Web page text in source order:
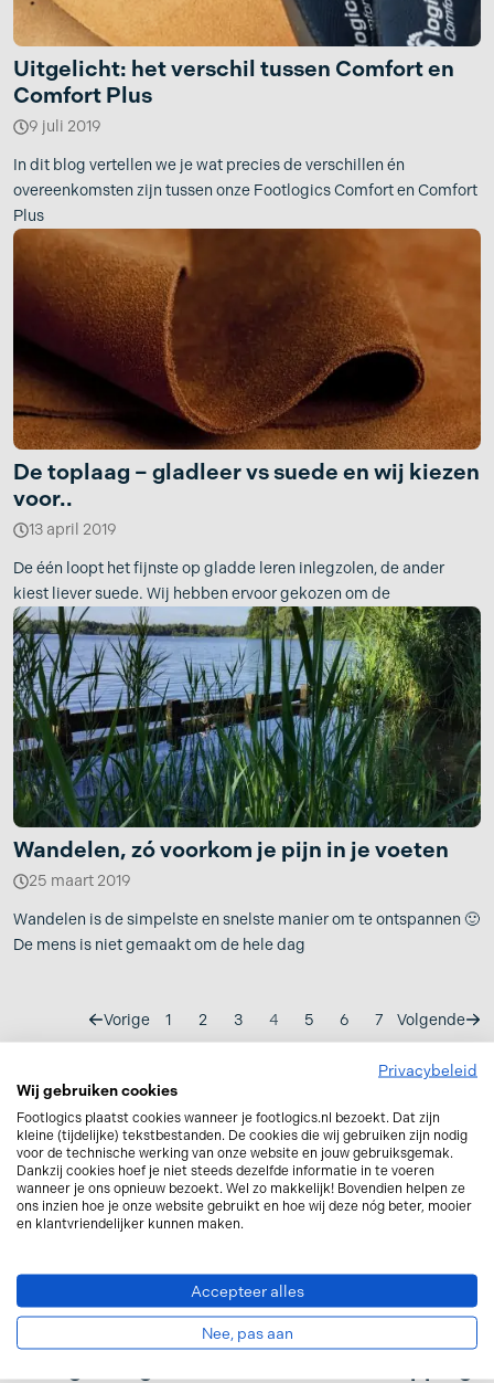
Uitgelicht: het verschil tussen Comfort en
Comfort Plus
9 juli 2019
In dit blog vertellen we je wat precies de verschillen én
overeenkomsten zijn tussen onze Footlogics Comfort en Comfort
Plus
De toplaag – gladleer vs suede en wij kiezen
voor..
13 april 2019
De één loopt het fijnste op gladde leren inlegzolen, de ander
kiest liever suede. Wij hebben ervoor gekozen om de
Wandelen, zó voorkom je pijn in je voeten
25 maart 2019
Wandelen is de simpelste en snelste manier om te ontspannen 🙂
De mens is niet gemaakt om de hele dag
Vorige 1 2 3 4 5 6 7 Volgende
Daarom past een Footlogics steunzool in 3
verschillende schoenmaten
3 februari 2025
Footlogics zijn er in 5 maten: XS (35-37), S(38-40), M41-43), L(44-46)
en XL(47-49). Maat S is geschikt voor maten 38,
Veters Strikken: 12 Slimme Manieren Voor
17 december 2024
Hoe je je veters strikt, heeft invloed op hoe je schoenen aansluiten op
je voeten. Te strak, te los, of
Privacybeleid
Wij gebruiken cookies
Footlogics plaatst cookies wanneer je footlogics.nl bezoekt. Dat zijn
kleine (tijdelijke) tekstbestanden. De cookies die wij gebruiken zijn nodig
voor de technische werking van onze website en jouw gebruiksgemak.
Dankzij cookies hoef je niet steeds dezelfde informatie in te voeren
wanneer je ons opnieuw bezoekt. Wel zo makkelijk! Bovendien helpen ze
ons inzien hoe je onze website gebruikt en hoe wij deze nóg beter, mooier
en klantvriendelijker kunnen maken.
Accepteer alles
Nee, pas aan